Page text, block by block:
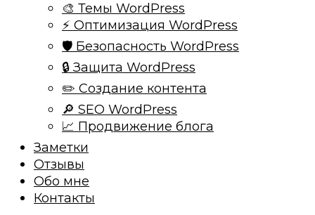
🎨 Темы WordPress
⚡ Оптимизация WordPress
🛡️ Безопасность WordPress
🔒 Защита WordPress
✏️ Создание контента
🔎 SEO WordPress
📈 Продвижение блога
Заметки
Отзывы
Обо мне
Контакты